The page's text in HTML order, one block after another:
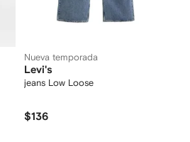
Nueva temporada
Levi's
jeans Low Loose
$136